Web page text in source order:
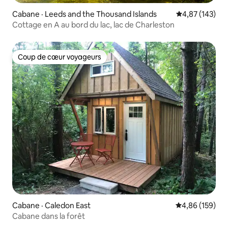
Cabane · Leeds and the Thousand Islands Note
4,87 (143)
Cottage en A au bord du lac, lac de Charleston
Coup de cœur voyageurs
Coup de cœur voyageurs
Cabane · Caledon East Note
4,86 (159)
Cabane dans la forêt